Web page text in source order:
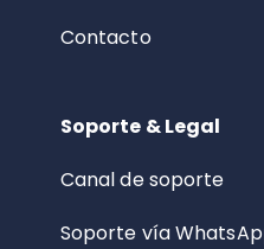
Contacto
Soporte & Legal
Canal de soporte
Soporte vía